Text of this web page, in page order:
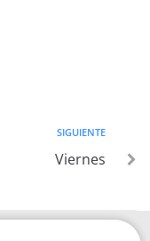
SIGUIENTE
Viernes